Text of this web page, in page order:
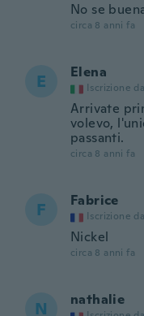
No se
circa 8 anni fa
E Elena
Iscrizione
Arrivate
volevo,
passanti.
circa 8 anni fa
F Fabrice
Iscrizione
Nickel
circa 8 anni fa
N nathalie